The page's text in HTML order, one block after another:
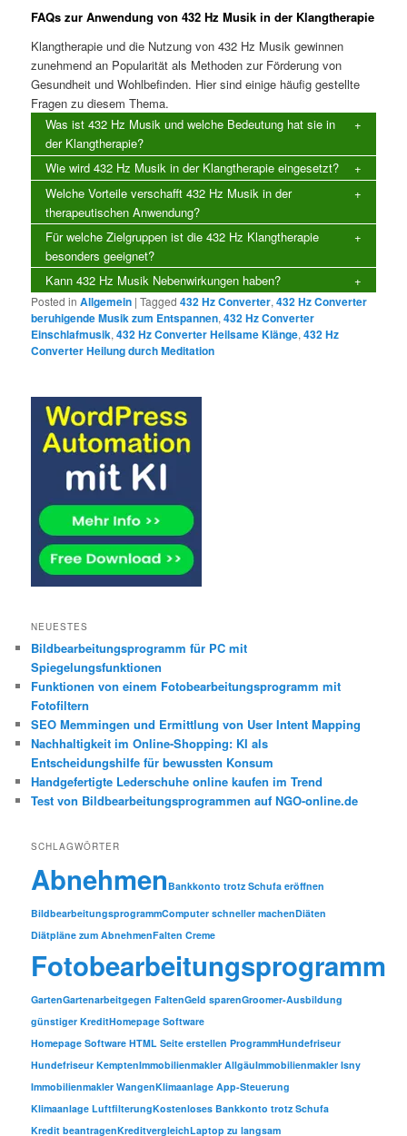
FAQs zur Anwendung von 432 Hz Musik in der Klangtherapie
Klangtherapie und die Nutzung von 432 Hz Musik gewinnen
zunehmend an Popularität als Methoden zur Förderung von
Gesundheit und Wohlbefinden. Hier sind einige häufig gestellte
Fragen zu diesem Thema.
Was ist 432 Hz Musik und welche Bedeutung hat sie in
der Klangtherapie?
Wie wird 432 Hz Musik in der Klangtherapie eingesetzt?
Welche Vorteile verschafft 432 Hz Musik in der
therapeutischen Anwendung?
Für welche Zielgruppen ist die 432 Hz Klangtherapie
besonders geeignet?
Kann 432 Hz Musik Nebenwirkungen haben?
Posted in Allgemein |Tagged 432 Hz Converter,432 Hz Converter
beruhigende Musik zum Entspannen,432 Hz Converter
Einschlafmusik,432 Hz Converter Heilsame Klänge,432 Hz
Converter Heilung durch Meditation
NEUESTES
Bildbearbeitungsprogramm für PC mit
Spiegelungsfunktionen
Funktionen von einem Fotobearbeitungsprogramm mit
Fotofiltern
SEO Memmingen und Ermittlung von User Intent Mapping
Nachhaltigkeit im Online-Shopping: KI als
Entscheidungshilfe für bewussten Konsum
Handgefertigte Lederschuhe online kaufen im Trend
Test von Bildbearbeitungsprogrammen auf NGO-online.de
SCHLAGWÖRTER
AbnehmenBankkonto trotz Schufa eröffnen
BildbearbeitungsprogrammComputer schneller machenDiäten
Diätpläne zum AbnehmenFalten Creme
Fotobearbeitungsprogramm
GartenGartenarbeitgegen FaltenGeld sparenGroomer-Ausbildung
günstiger KreditHomepage Software
Homepage Software HTML Seite erstellen ProgrammHundefriseur
Hundefriseur KemptenImmobilienmakler AllgäuImmobilienmakler Isny
Immobilienmakler WangenKlimaanlage App-Steuerung
Klimaanlage LuftfilterungKostenloses Bankkonto trotz Schufa
Kredit beantragenKreditvergleichLaptop zu langsam